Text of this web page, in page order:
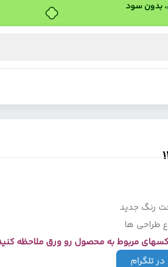
رنگ جدید
طراحی ها
عکسهای مربوط به محصول رو ورق ملاحظه
در تلگرام